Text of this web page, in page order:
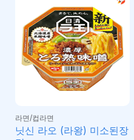
라면/컵라면
닛신 라오 (라왕) 미소된장